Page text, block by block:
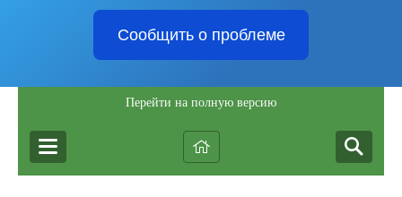
Сообщить о проблеме
Перейти на полную версию